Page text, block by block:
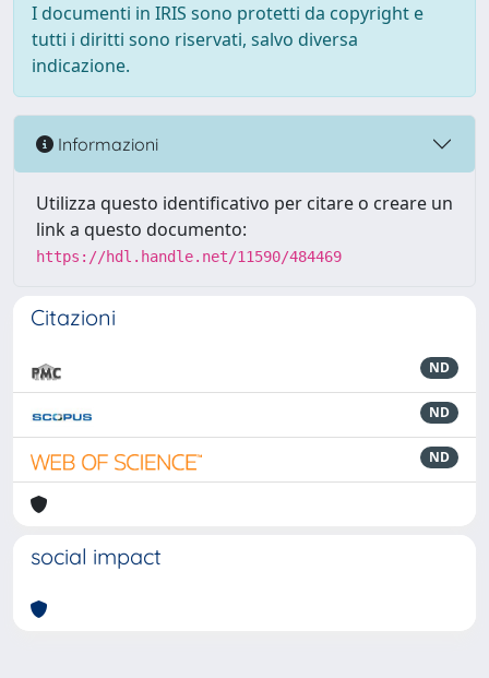
I documenti in IRIS sono protetti da copyright e
tutti i diritti sono riservati, salvo diversa
indicazione.
Informazioni
Utilizza questo identificativo per citare o creare un
link a questo documento:
https://hdl.handle.net/11590/484469
Citazioni
ND
ND
ND
social impact